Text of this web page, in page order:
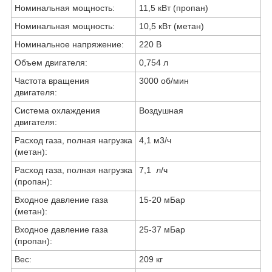
Номинальная мощность:
11,5 кВт (пропан)
Номинальная мощность:
10,5 кВт (метан)
Номинальное напряжение:
220 В
Объем двигателя:
0,754 л
Частота вращения
двигателя:
3000 об/мин
Система охлаждения
двигателя:
Воздушная
Расход газа, полная нагрузка
(метан):
4,1 м3/ч
Расход газа, полная нагрузка
(пропан):
7,1 л/ч
Входное давление газа
(метан):
15-20 мБар
Входное давление газа
(пропан):
25-37 мБар
Вес:
209 кг